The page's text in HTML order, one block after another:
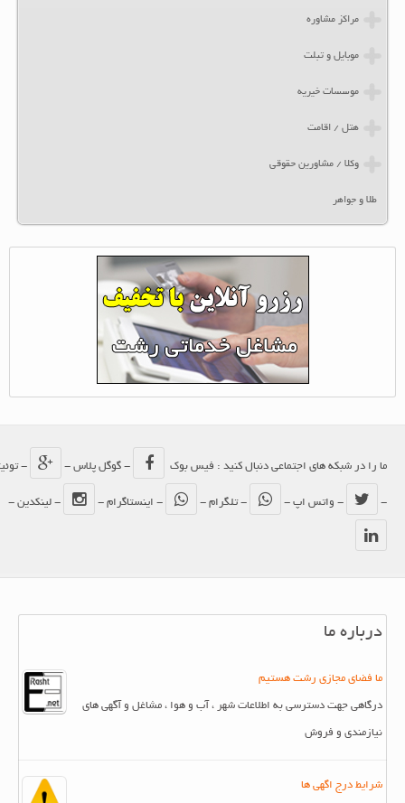
مراکز مشاوره
موبایل و تبلت
موسسات خیریه
هتل / اقامت
وکلا / مشاورین حقوقی
طلا و جواهر
ما را در شبکه های اجتماعی دنبال کنید : فیس بوک - گوگل پلاس - - توئیتر
- واتس اپ - - تلگرام - - اینستاگرام - - لینکدین -
درباره ما
ما فضای مجازی رشت هستیم
درگاهی جهت دسترسی به اطلاعات شهر ، آب و هوا ، مشاغل و آگهی های
نیازمندی و فروش
شرایط درج اگهی ها